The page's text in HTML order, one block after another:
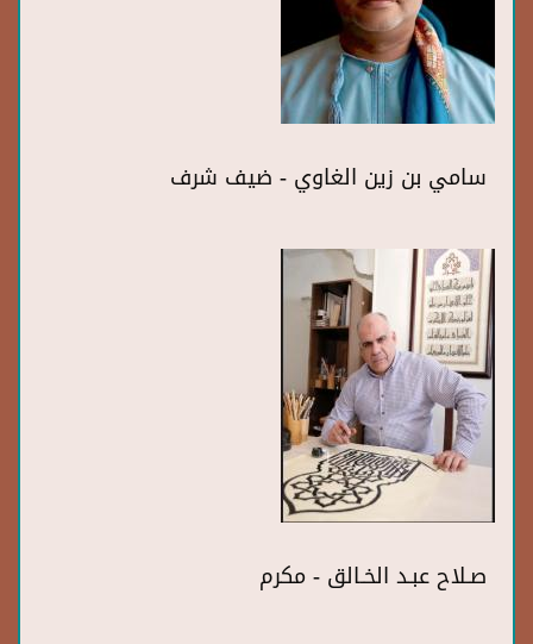
سامي بن زين الغاوي - ضيف شرف
صـلاح عبـد الخـالق - مكرم